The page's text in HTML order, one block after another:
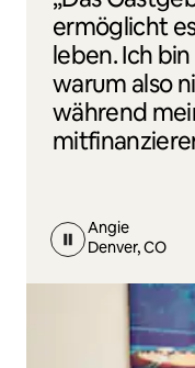
ermöglicht
leben. Ich
warum also
während
Angie
Denver, CO